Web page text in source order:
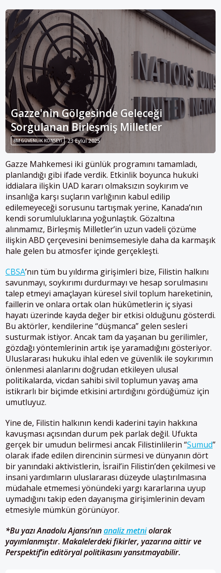
Gazze'nin Gölgesinde Geleceği
Sorgulanan Birleşmiş Milletler
BM GÜVENLIK KONSEYI 23 Eylül 2025
Gazze Mahkemesi iki günlük programını tamamladı,
planlandığı gibi ifade verdik. Etkinlik boyunca hukuki
iddialara ilişkin UAD kararı olmaksızın soykırım ve
insanlığa karşı suçların varlığının kabul edilip
edilemeyeceği sorusunu tartışmak yerine, Kanada’nın
kendi sorumluluklarına yoğunlaştık. Gözaltına
alınmamız, Birleşmiş Milletler’in uzun vadeli çözüme
ilişkin ABD çerçevesini benimsemesiyle daha da karmaşık
hale gelen bu atmosfer içinde gerçekleşti.
CBSA’nın tüm bu yıldırma girişimleri bize, Filistin halkını
savunmayı, soykırımı durdurmayı ve hesap sorulmasını
talep etmeyi amaçlayan küresel sivil toplum hareketinin,
faillerin ve onlara ortak olan hükûmetlerin iç siyasi
hayatı üzerinde kayda değer bir etkisi olduğunu gösterdi.
Bu aktörler, kendilerine “düşmanca” gelen sesleri
susturmak istiyor. Ancak tam da yaşanan bu gerilimler,
gözdağı yöntemlerinin artık işe yaramadığını gösteriyor.
Uluslararası hukuku ihlal eden ve güvenlik ile soykırımın
önlenmesi alanlarını doğrudan etkileyen ulusal
politikalarda, vicdan sahibi sivil toplumun yavaş ama
istikrarlı bir biçimde etkisini artırdığını gördüğümüz için
umutluyuz.
Yine de, Filistin halkının kendi kaderini tayin hakkına
kavuşması açısından durum pek parlak değil. Ufukta
gerçek bir umudun belirmesi ancak Filistinlilerin “Sumud”
olarak ifade edilen direncinin sürmesi ve dünyanın dört
bir yanındaki aktivistlerin, İsrail’in Filistin’den çekilmesi ve
insani yardımların uluslararası düzeyde ulaştırılmasına
müdahale etmemesi yönündeki yargı kararlarına uyup
uymadığını takip eden dayanışma girişimlerinin devam
etmesiyle mümkün görünüyor.
*Bu yazı Anadolu Ajansı’nınanaliz metniolarak
yayımlanmıştır. Makalelerdeki fikirler, yazarına aittir ve
Perspektif’in editöryal politikasını yansıtmayabilir.​​​​​